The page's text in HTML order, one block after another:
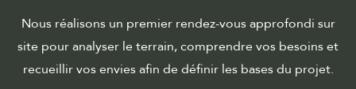
Nous réalisons un premier rendez-vous approfondi sur
site pour analyser le terrain, comprendre vos besoins et
recueillir vos envies afin de définir les bases du projet.